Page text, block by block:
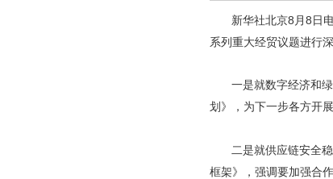
新华社北京8月8日
系列重大经贸议题进行
一是就数字经济和
划》，为下一步各方开
二是就供应链安全
框架》，强调要加强合